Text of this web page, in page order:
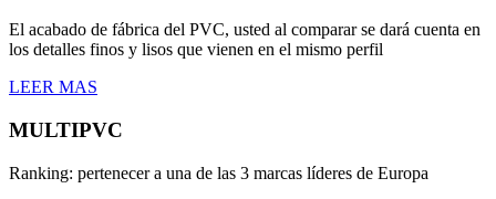
El acabado de fábrica del PVC, usted al comparar se dará cuenta en
los detalles finos y lisos que vienen en el mismo perfil
LEER MAS
MULTIPVC
Ranking: pertenecer a una de las 3 marcas líderes de Europa